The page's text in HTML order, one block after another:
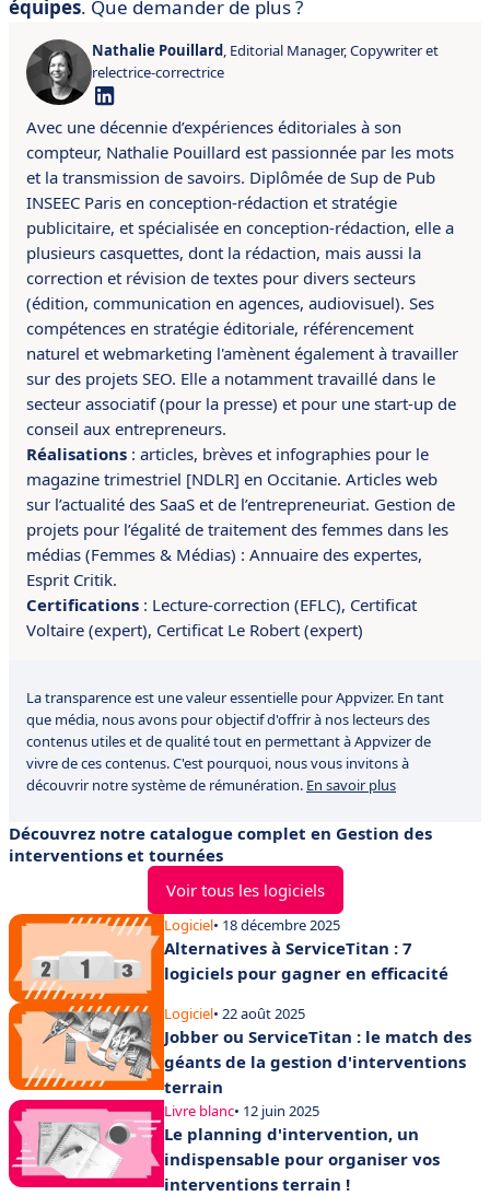
équipes. Que demander de plus ?
Nathalie Pouillard, Editorial Manager, Copywriter et
relectrice-correctrice
Avec une décennie d’expériences éditoriales à son
compteur, Nathalie Pouillard est passionnée par les mots
et la transmission de savoirs. Diplômée de Sup de Pub
INSEEC Paris en conception-rédaction et stratégie
publicitaire, et spécialisée en conception-rédaction, elle a
plusieurs casquettes, dont la rédaction, mais aussi la
correction et révision de textes pour divers secteurs
(édition, communication en agences, audiovisuel). Ses
compétences en stratégie éditoriale, référencement
naturel et webmarketing l'amènent également à travailler
sur des projets SEO. Elle a notamment travaillé dans le
secteur associatif (pour la presse) et pour une start-up de
conseil aux entrepreneurs.
Réalisations : articles, brèves et infographies pour le
magazine trimestriel [NDLR] en Occitanie. Articles web
sur l’actualité des SaaS et de l’entrepreneuriat. Gestion de
projets pour l’égalité de traitement des femmes dans les
médias (Femmes & Médias) : Annuaire des expertes,
Esprit Critik.
Certifications : Lecture-correction (EFLC), Certificat
Voltaire (expert), Certificat Le Robert (expert)
La transparence est une valeur essentielle pour Appvizer. En tant
que média, nous avons pour objectif d'offrir à nos lecteurs des
contenus utiles et de qualité tout en permettant à Appvizer de
vivre de ces contenus. C'est pourquoi, nous vous invitons à
découvrir notre système de rémunération. En savoir plus
Découvrez notre catalogue complet en Gestion des
interventions et tournées
Voir tous les logiciels
Logiciel• 18 décembre 2025
Alternatives à ServiceTitan : 7
logiciels pour gagner en efficacité
Logiciel• 22 août 2025
Jobber ou ServiceTitan : le match des
géants de la gestion d'interventions
terrain
Livre blanc• 12 juin 2025
Le planning d'intervention, un
indispensable pour organiser vos
interventions terrain !